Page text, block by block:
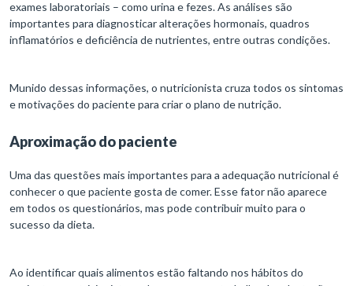
exames laboratoriais – como urina e fezes. As análises são
importantes para diagnosticar alterações hormonais, quadros
inflamatórios e deficiência de nutrientes, entre outras condições.
Munido dessas informações, o nutricionista cruza todos os sintomas
e motivações do paciente para criar o plano de nutrição.
Aproximação do paciente
Uma das questões mais importantes para a adequação nutricional é
conhecer o que paciente gosta de comer. Esse fator não aparece
em todos os questionários, mas pode contribuir muito para o
sucesso da dieta.
Ao identificar quais alimentos estão faltando nos hábitos do